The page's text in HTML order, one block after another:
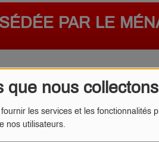
que nous collectons
les services et les fonctionnalités
nos utilisateurs.
PAR LE